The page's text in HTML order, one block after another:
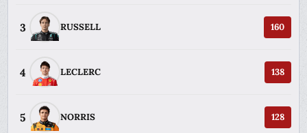
3 RUSSELL 160
4 LECLERC 138
5 NORRIS 128